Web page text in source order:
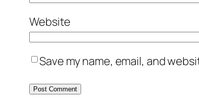
Website
Save my name, email, and